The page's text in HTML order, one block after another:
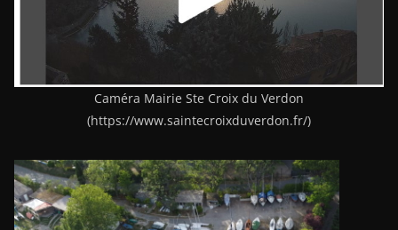
Caméra Mairie Ste Croix du Verdon
(https://www.saintecroixduverdon.fr/)